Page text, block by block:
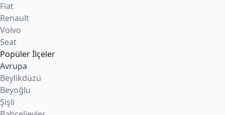
Fiat
Renault
Volvo
Seat
Popüler İlçeler
Avrupa
Beylikdüzü
Beyoğlu
Şişli